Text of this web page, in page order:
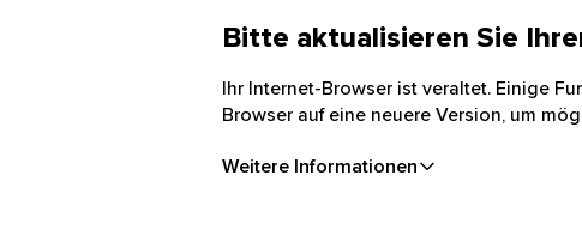
Bitte aktualisieren Sie
Ihr Internet-Browser ist veraltet. Einige
Browser auf eine neuere Version, um
Weitere Informationen